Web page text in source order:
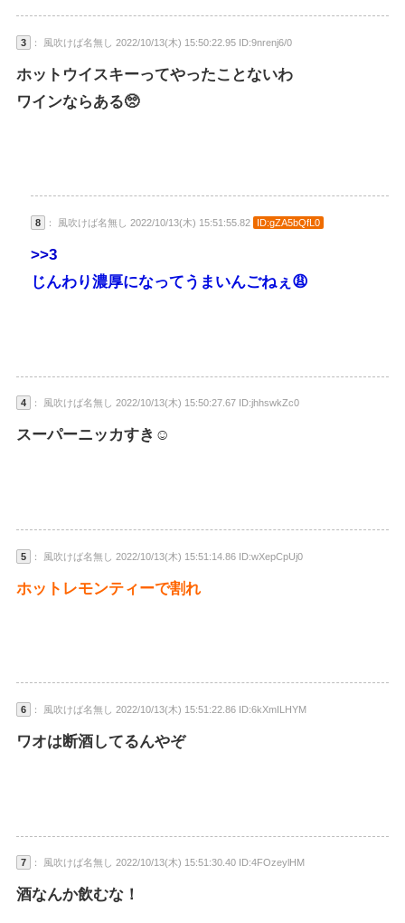
3 ： 風吹けば名無し 2022/10/13(木) 15:50:22.95 ID:9nrenj6/0
ホットウイスキーってやったことないわ
ワインならある🥺
8 ： 風吹けば名無し 2022/10/13(木) 15:51:55.82 ID:gZA5bQfL0
>>3
じんわり濃厚になってうまいんごねぇ😩
4 ： 風吹けば名無し 2022/10/13(木) 15:50:27.67 ID:jhhswkZc0
スーパーニッカすき☺
5 ： 風吹けば名無し 2022/10/13(木) 15:51:14.86 ID:wXepCpUj0
ホットレモンティーで割れ
6 ： 風吹けば名無し 2022/10/13(木) 15:51:22.86 ID:6kXmILHYM
ワオは断酒してるんやぞ
7 ： 風吹けば名無し 2022/10/13(木) 15:51:30.40 ID:4FOzeylHM
酒なんか飲むな！